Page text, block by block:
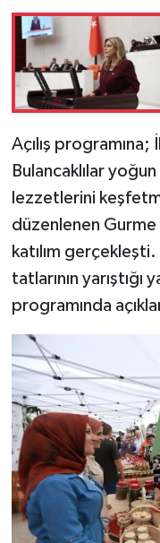
Açılış
Bulancaklılar
lezzetlerini
düzenlenen Gurme
katılım
tatlarının yarıştığı
programında